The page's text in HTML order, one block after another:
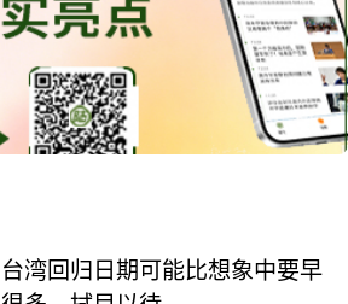
台湾回归日期可能比想象中要早